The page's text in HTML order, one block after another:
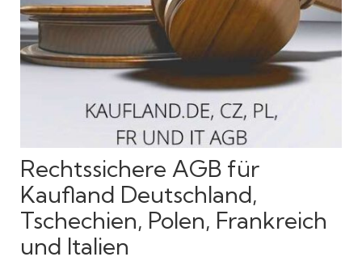
Rechtssichere AGB für
Kaufland Deutschland,
Tschechien, Polen, Frankreich
und Italien